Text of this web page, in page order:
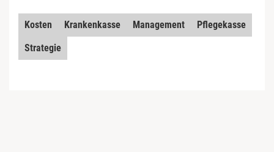
Kosten Krankenkasse Management
Pflegekasse
Strategie